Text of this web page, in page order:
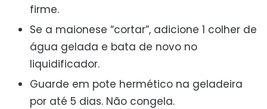
firme.
Se a maionese “cortar”, adicione 1 colher de
água gelada e bata de novo no
liquidificador.
Guarde em pote hermético na geladeira
por até 5 dias. Não congela.